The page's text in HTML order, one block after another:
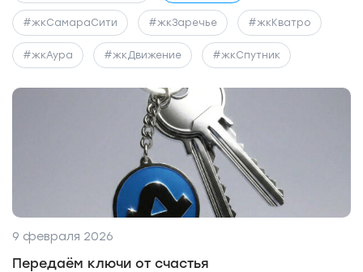
#жкСамараСити #жкЗаречье #жкКватро
#жкАура #жкДвижение #жкСпутник
9 февраля 2026
Передаём ключи от счастья